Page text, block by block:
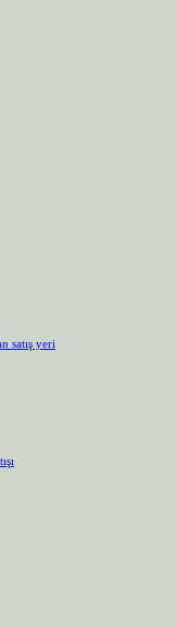
satış yeri